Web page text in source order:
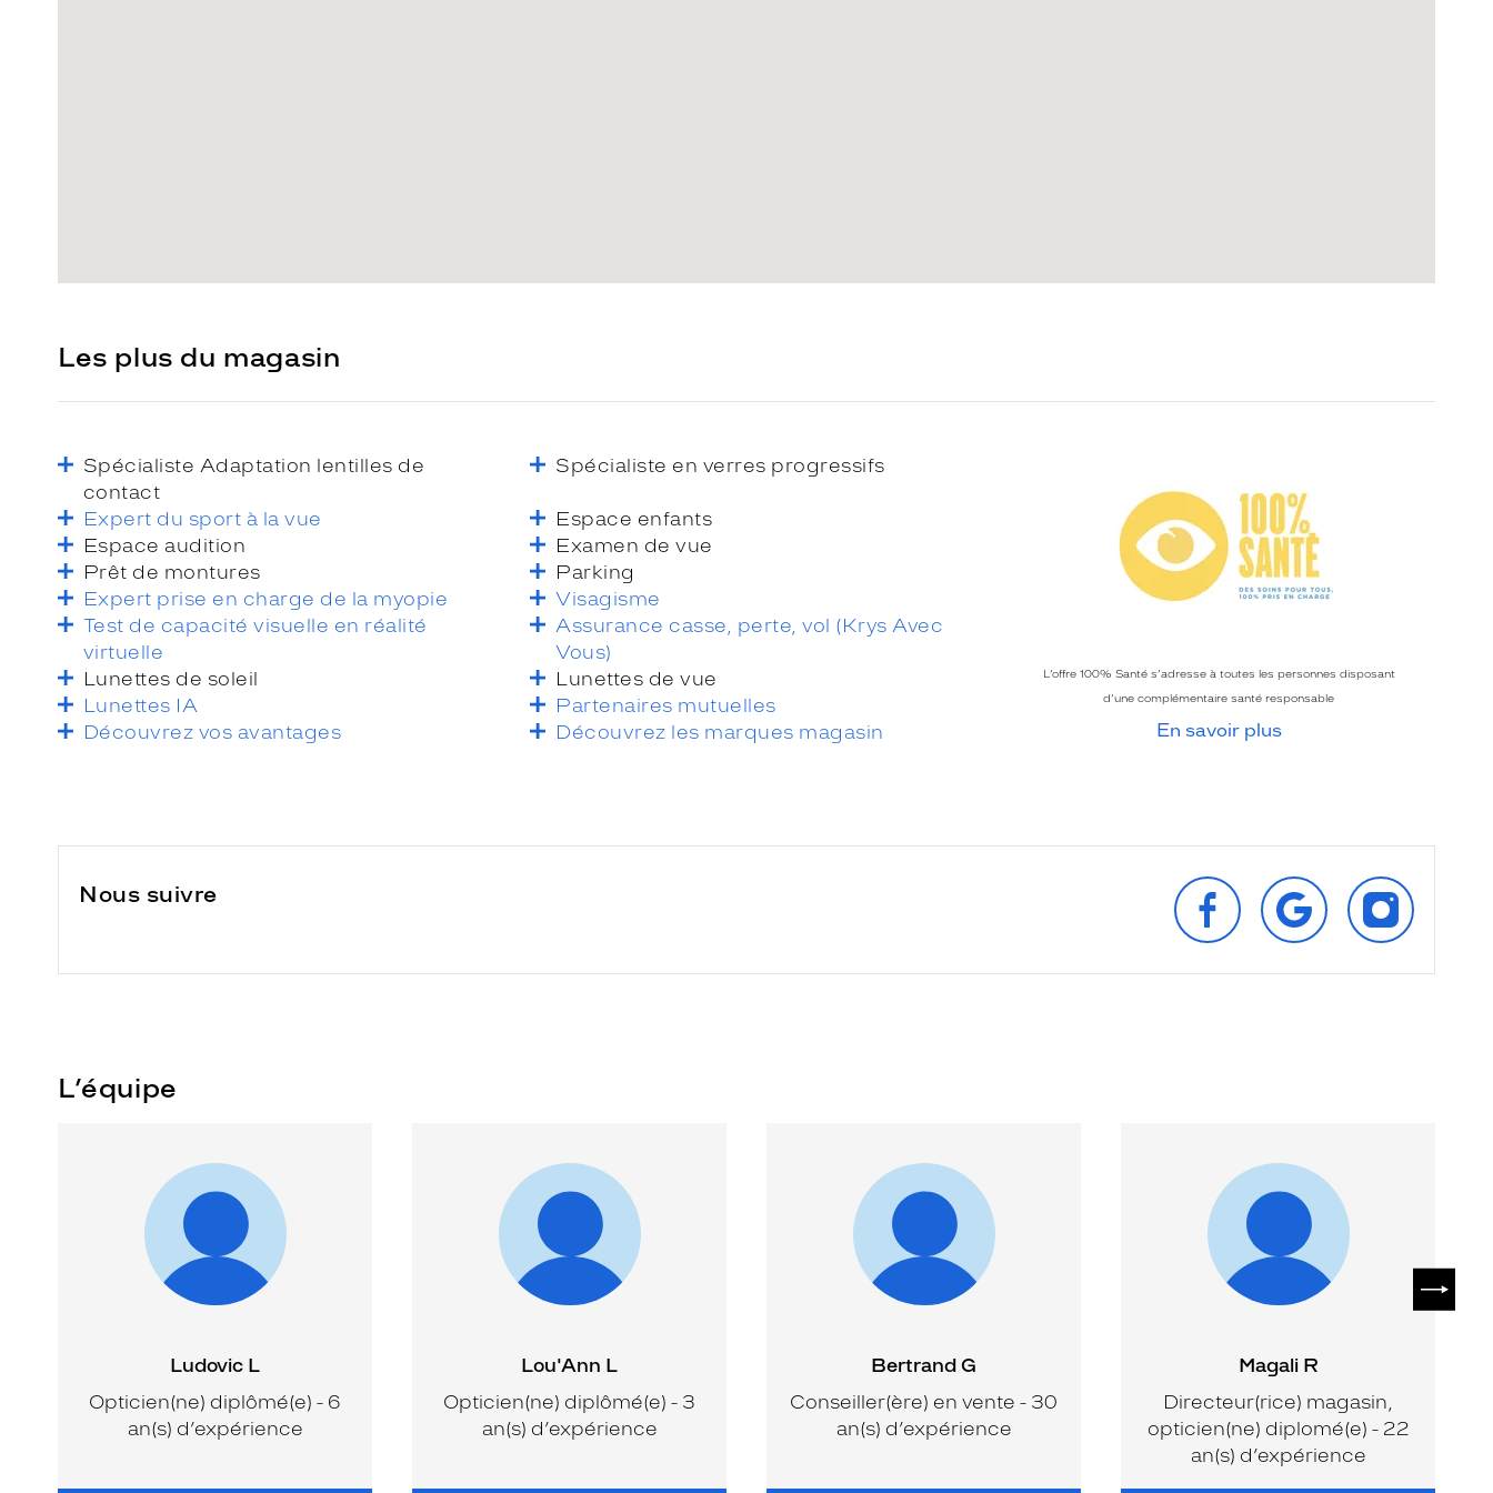
Les plus du magasin
Spécialiste Adaptation lentilles de
contact
Spécialiste en verres progressifs
Expert du sport à la vue
Espace enfants
Espace audition
Examen de vue
Prêt de montures
Parking
Expert prise en charge de la myopie
Visagisme
Test de capacité visuelle en réalité
virtuelle
Assurance casse, perte, vol (Krys Avec
Vous)
Lunettes de soleil
Lunettes de vue
Lunettes IA
Partenaires mutuelles
Découvrez vos avantages
Découvrez les marques magasin
L’offre 100% Santé s’adresse à toutes les personnes disposant
d’une complémentaire santé responsable
En savoir plus
Nous suivre
SUIVEZ‑NOUS
SUR
FACEBOOK
RETROUVEZ‑NOUS
SUR
GOOGLE
SUR
INSTAGRAM
L’équipe
Ludovic L
Opticien(ne) diplômé(e) - 6
an(s) d’expérience
Lou'Ann L
Opticien(ne) diplômé(e) - 3
an(s) d’expérience
Bertrand G
Conseiller(ère) en vente - 30
an(s) d’expérience
Magali R
Directeur(rice) magasin,
opticien(ne) diplomé(e) - 22
an(s) d’expérience